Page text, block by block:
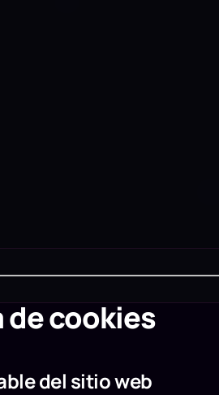
cookies
del sitio web